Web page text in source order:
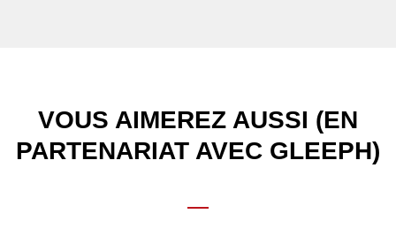
VOUS AIMEREZ AUSSI (EN
PARTENARIAT AVEC GLEEPH)